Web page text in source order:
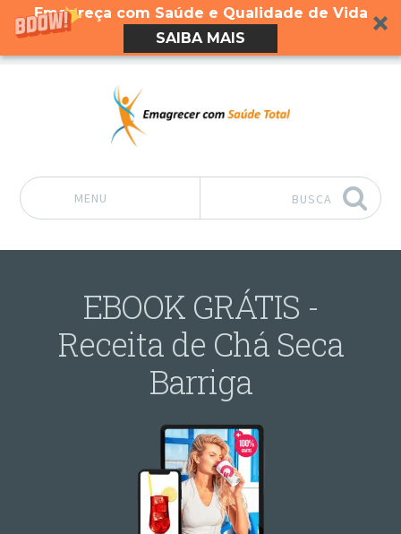
Emagreça com Saúde e Qualidade de Vida
SAIBA MAIS
MENU BUSCA
EBOOK GRÁTIS -
Receita de Chá Seca
Barriga